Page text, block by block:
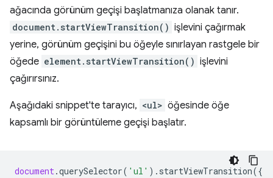
ağacında görünüm geçişi başlatmanıza olanak tanır.
document.startViewTransition() işlevini çağırmak
yerine, görünüm geçişini bu öğeyle sınırlayan rastgele bir
öğede element.startViewTransition() işlevini
çağırırsınız.
Aşağıdaki snippet'te tarayıcı, <ul> öğesinde öğe
kapsamlı bir görüntüleme geçişi başlatır.
document.querySelector( 'ul' ). startViewTransition({